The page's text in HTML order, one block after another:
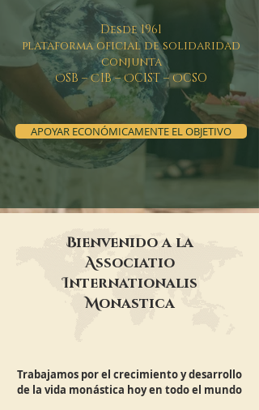
Desde 1961
plataforma oficial de solidaridad
conjunta
OSB –CIB –OCIST –OCSO
APOYAR ECONÓMICAMENTE EL OBJETIVO
Bienvenido a la
Associatio
Internationalis
Monastica
Trabajamos por el crecimiento y desarrollo
de la vida monástica hoy en todo el mundo